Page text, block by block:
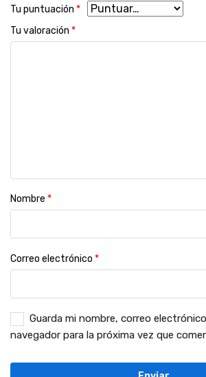
Tu puntuación *
Tu valoración *
Nombre *
Correo electrónico *
Guarda mi nombre, correo
navegador para la próxima vez que